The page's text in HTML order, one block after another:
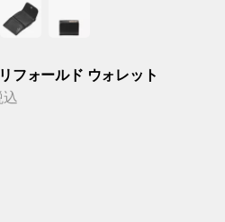
フォールド ウォレット
込